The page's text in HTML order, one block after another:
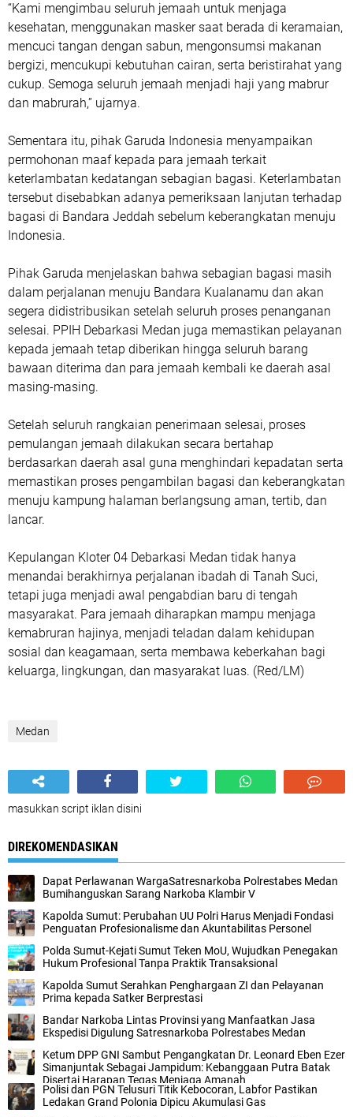
“Kami mengimbau seluruh jemaah untuk menjaga
kesehatan, menggunakan masker saat berada di keramaian,
mencuci tangan dengan sabun, mengonsumsi makanan
bergizi, mencukupi kebutuhan cairan, serta beristirahat yang
cukup. Semoga seluruh jemaah menjadi haji yang mabrur
dan mabrurah,” ujarnya.
Sementara itu, pihak Garuda Indonesia menyampaikan
permohonan maaf kepada para jemaah terkait
keterlambatan kedatangan sebagian bagasi. Keterlambatan
tersebut disebabkan adanya pemeriksaan lanjutan terhadap
bagasi di Bandara Jeddah sebelum keberangkatan menuju
Indonesia.
Pihak Garuda menjelaskan bahwa sebagian bagasi masih
dalam perjalanan menuju Bandara Kualanamu dan akan
segera didistribusikan setelah seluruh proses penanganan
selesai. PPIH Debarkasi Medan juga memastikan pelayanan
kepada jemaah tetap diberikan hingga seluruh barang
bawaan diterima dan para jemaah kembali ke daerah asal
masing-masing.
Setelah seluruh rangkaian penerimaan selesai, proses
pemulangan jemaah dilakukan secara bertahap
berdasarkan daerah asal guna menghindari kepadatan serta
memastikan proses pengambilan bagasi dan keberangkatan
menuju kampung halaman berlangsung aman, tertib, dan
lancar.
Kepulangan Kloter 04 Debarkasi Medan tidak hanya
menandai berakhirnya perjalanan ibadah di Tanah Suci,
tetapi juga menjadi awal pengabdian baru di tengah
masyarakat. Para jemaah diharapkan mampu menjaga
kemabruran hajinya, menjadi teladan dalam kehidupan
sosial dan keagamaan, serta membawa keberkahan bagi
keluarga, lingkungan, dan masyarakat luas. (Red/LM)
Medan
masukkan script iklan disini
DIREKOMENDASIKAN
Dapat Perlawanan WargaSatresnarkoba Polrestabes Medan
Bumihanguskan Sarang Narkoba Klambir V
Kapolda Sumut: Perubahan UU Polri Harus Menjadi Fondasi
Penguatan Profesionalisme dan Akuntabilitas Personel
Polda Sumut-Kejati Sumut Teken MoU, Wujudkan Penegakan
Hukum Profesional Tanpa Praktik Transaksional
Kapolda Sumut Serahkan Penghargaan ZI dan Pelayanan
Prima kepada Satker Berprestasi
Bandar Narkoba Lintas Provinsi yang Manfaatkan Jasa
Ekspedisi Digulung Satresnarkoba Polrestabes Medan
Ketum DPP GNI Sambut Pengangkatan Dr. Leonard Eben Ezer
Simanjuntak Sebagai Jampidum: Kebanggaan Putra Batak
Disertai Harapan Tegas Menjaga Amanah
Polisi dan PGN Telusuri Titik Kebocoran, Labfor Pastikan
Ledakan Grand Polonia Dipicu Akumulasi Gas